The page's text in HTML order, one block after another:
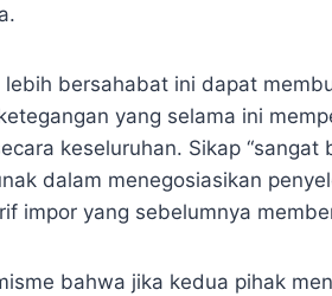
bersahabat ini dapat
yang selama ini
keseluruhan. Sikap “sangat
dalam menegosiasikan
impor yang sebelumnya
bahwa jika kedua pihak